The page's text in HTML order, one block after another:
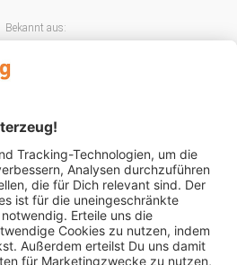
Bekannt aus:
Mitglied im: